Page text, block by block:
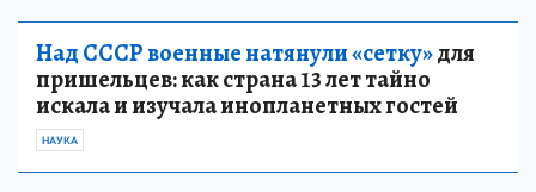
Над СССР военные натянули «сетку»для
пришельцев: как страна 13 лет тайно
искала и изучала инопланетных гостей
НАУКА